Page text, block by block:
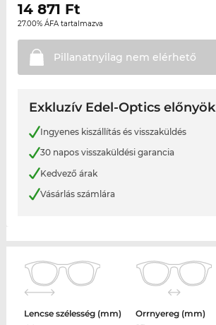
14 871 Ft
27.00% ÁFA tartalmazva
Pillanatnyilag nem elérhető
Exkluzív Edel-Optics előnyök
Ingyenes kiszállítás és visszaküldés
30 napos visszaküldési garancia
Kedvező árak
Vásárlás számlára
Lencse szélesség (mm)
Orrnyereg (mm)